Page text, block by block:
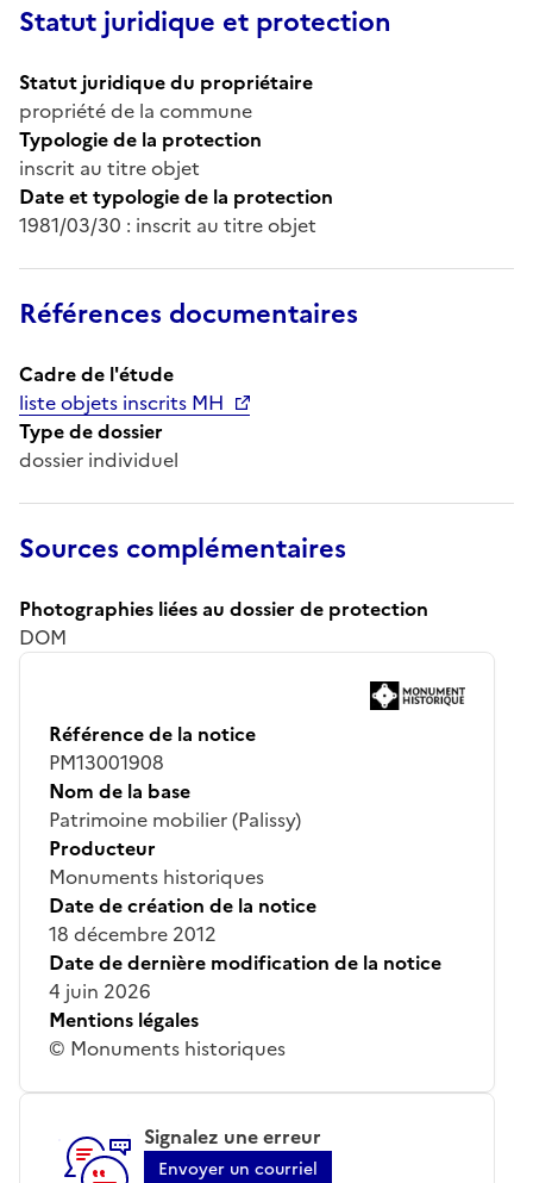
Statut juridique et protection
Statut juridique du propriétaire
propriété de la commune
Typologie de la protection
inscrit au titre objet
Date et typologie de la protection
1981/03/30 : inscrit au titre objet
Références documentaires
Cadre de l'étude
liste objets inscrits MH
Type de dossier
dossier individuel
Sources complémentaires
Photographies liées au dossier de protection
DOM
Référence de la notice
PM13001908
Nom de la base
Patrimoine mobilier (Palissy)
Producteur
Monuments historiques
Date de création de la notice
18 décembre 2012
Date de dernière modification de la notice
4 juin 2026
Mentions légales
© Monuments historiques
Signalez une erreur
Envoyer un courriel